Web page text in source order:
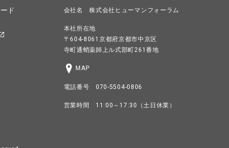
ド
会社名 株式会社ヒューマンフォーラム
本社所在地
〒604-8061京都府京都市中京区
寺町通蛸薬師上ル式部町261番地
MAP
電話番号 070-5504-0806
営業時間 11:00～17:30（土日休業）